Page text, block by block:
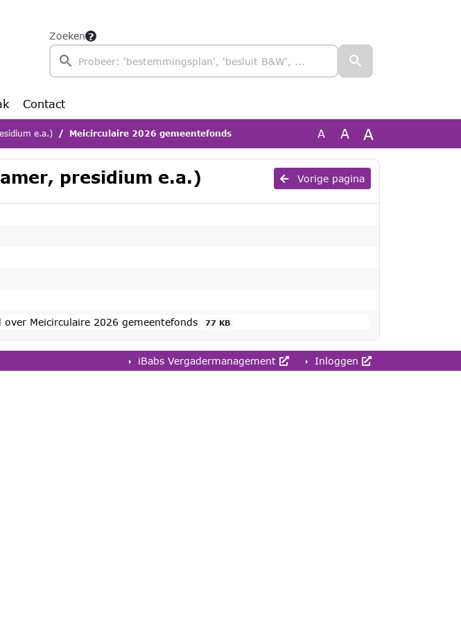
Zoeken
Contact
e.a.) Meicirculaire 2026 gemeentefonds A A A
Vorige pagina
presidium e.a.)
Meicirculaire 2026 gemeentefonds 77 KB
iBabs Vergadermanagement Inloggen